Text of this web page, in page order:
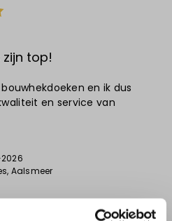
top!
en ik dus
en service van
, Aalsmeer